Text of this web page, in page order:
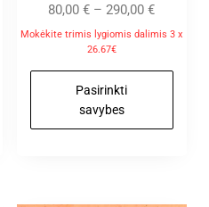
80,00€ – 290,00€
Mokėkite trimis lygiomis dalimis 3 x
26.67€
Pasirinkti
savybes